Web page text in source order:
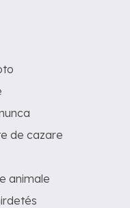
de cazare
animale